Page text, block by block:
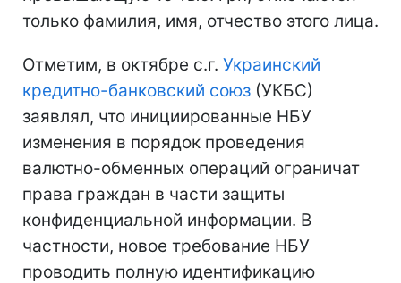
только фамилия, имя, отчество этого лица.
Отметим, в октябре с.г. Украинский
кредитно-банковский союз (УКБС)
заявлял, что инициированные НБУ
изменения в порядок проведения
валютно-обменных операций ограничат
права граждан в части защиты
конфиденциальной информации. В
частности, новое требование НБУ
проводить полную идентификацию